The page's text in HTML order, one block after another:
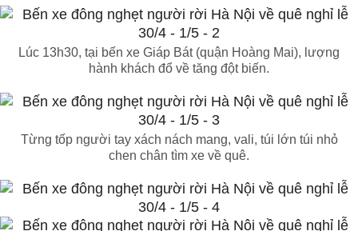
Lúc 13h30, tại bến xe Giáp Bát (quận Hoàng Mai), lượng
hành khách đổ về tăng đột biến.
Từng tốp người tay xách nách mang, vali, túi lớn túi nhỏ
chen chân tìm xe về quê.